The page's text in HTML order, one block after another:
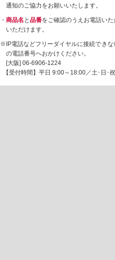
通知のご協力をお願いいたします。
・ 商品名 と 品番をご確認のうえお電話い
いただけます。
※IP電話などフリーダイヤルに接続でき
の電話番号へおかけください。
[大阪] 06-6906-1224
【受付時間】平日 9:00～18:00／土･日･